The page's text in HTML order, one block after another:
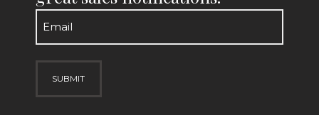
Email
(Required)